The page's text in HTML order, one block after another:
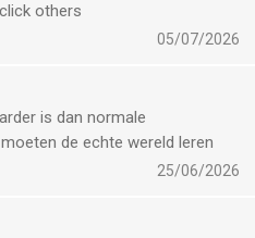
others
05/07/2026
is dan normale
de echte wereld leren
25/06/2026